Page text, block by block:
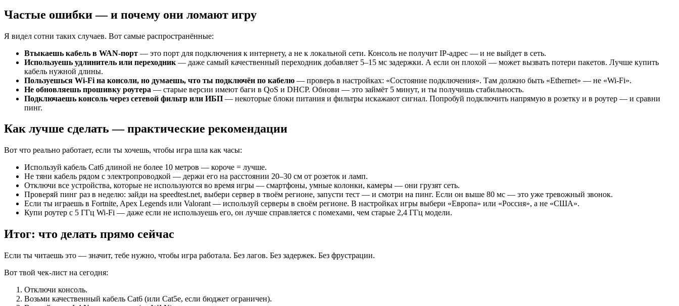
Частые ошибки — и почему они ломают игру
Я видел сотни таких случаев. Вот самые распространённые:
Втыкаешь кабель в WAN-порт — это порт для подключения к интернету, а не к локальной сети. Консоль не получит IP-адрес — и не выйдет в сеть.
Используешь удлинитель или переходник — даже самый качественный переходник добавляет 5–15 мс задержки. А если он плохой — может вызвать потери пакетов. Лучше купить
кабель нужной длины.
Пользуешься Wi-Fi на консоли, но думаешь, что ты подключён по кабелю — проверь в настройках: «Состояние подключения». Там должно быть «Ethernet» — не «Wi-Fi».
Не обновляешь прошивку роутера — старые версии имеют баги в QoS и DHCP. Обнови — это займёт 5 минут, и ты получишь стабильность.
Подключаешь консоль через сетевой фильтр или ИБП — некоторые блоки питания и фильтры искажают сигнал. Попробуй подключить напрямую в розетку и в роутер — и сравни
пинг.
Как лучше сделать — практические рекомендации
Вот что реально работает, если ты хочешь, чтобы игра шла как часы:
Используй кабель Cat6 длиной не более 10 метров — короче = лучше.
Не тяни кабель рядом с электропроводкой — держи его на расстоянии 20–30 см от розеток и ламп.
Отключи все устройства, которые не используются во время игры — смартфоны, умные колонки, камеры — они грузят сеть.
Проверяй пинг раз в неделю: зайди на speedtest.net, выбери сервер в твоём регионе, запусти тест — и смотри на пинг. Если он выше 80 мс — это уже тревожный звонок.
Если ты играешь в Fortnite, Apex Legends или Valorant — используй серверы в своём регионе. В настройках игры выбери «Европа» или «Россия», а не «США».
Купи роутер с 5 ГГц Wi-Fi — даже если не используешь его, он лучше справляется с помехами, чем старые 2,4 ГГц модели.
Итог: что делать прямо сейчас
Если ты читаешь это — значит, тебе нужно, чтобы игра работала. Без лагов. Без задержек. Без фрустрации.
Вот твой чек-лист на сегодня:
Отключи консоль.
Возьми качественный кабель Cat6 (или Cat5e, если бюджет ограничен).